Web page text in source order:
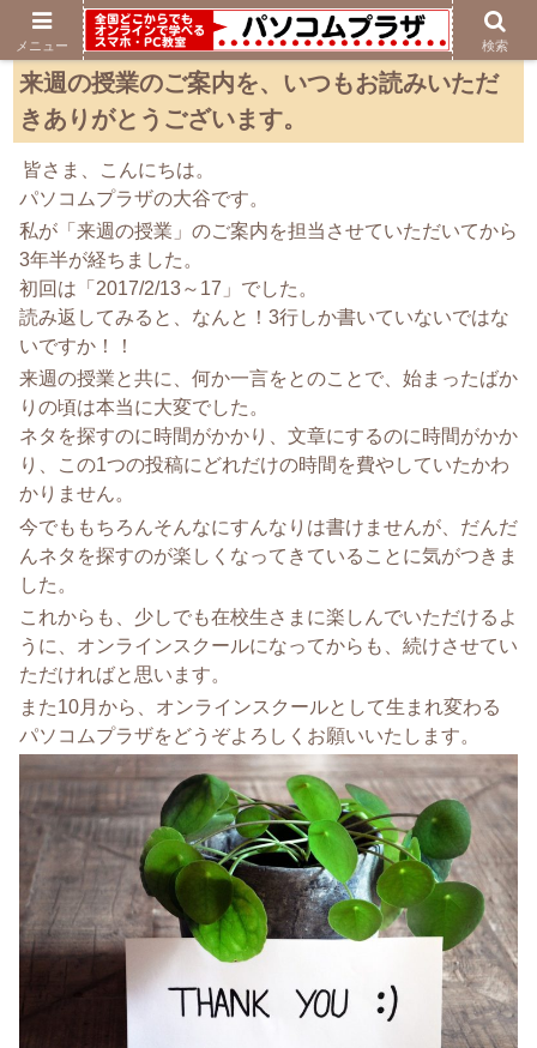
来週の授業のご案内を、いつもお読みいただ
きありがとうございます。
皆さま、こんにちは。
パソコムプラザの大谷です。
私が「来週の授業」のご案内を担当させていただいてから
3年半が経ちました。
初回は「2017/2/13～17」でした。
読み返してみると、なんと！3行しか書いていないではな
いですか！！
来週の授業と共に、何か一言をとのことで、始まったばか
りの頃は本当に大変でした。
ネタを探すのに時間がかかり、文章にするのに時間がかか
り、この1つの投稿にどれだけの時間を費やしていたかわ
かりません。
今でももちろんそんなにすんなりは書けませんが、だんだ
んネタを探すのが楽しくなってきていることに気がつきま
した。
これからも、少しでも在校生さまに楽しんでいただけるよ
うに、オンラインスクールになってからも、続けさせてい
ただければと思います。
また10月から、オンラインスクールとして生まれ変わる
パソコムプラザをどうぞよろしくお願いいたします。
メニュー 検索